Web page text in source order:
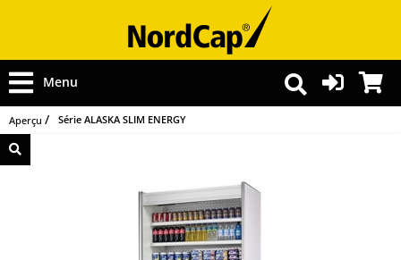
Menu
Aperçu Série ALASKA SLIM ENERGY